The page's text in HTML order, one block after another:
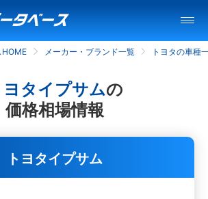
HOME メーカー・ブランド一覧 トヨタの車種
ヨタイプサムの
価格相場情報
トヨタイプサム